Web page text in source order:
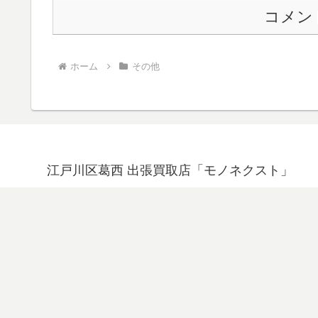
コメン
ホーム その他
江戸川区葛西 出張買取店「モノネクスト」